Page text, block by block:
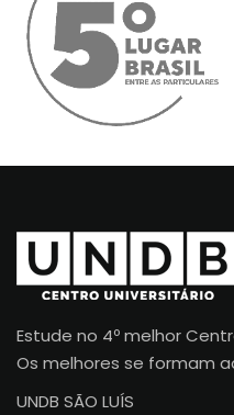
Estude no 4º melhor
Os melhores se formam
UNDB SÃO LUÍS